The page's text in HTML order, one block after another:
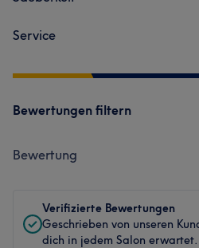
Service
Bewertungen filtern
Bewertung
Verifizierte Bewertungen
Geschrieben von unseren
dich in jedem Salon erwartet.